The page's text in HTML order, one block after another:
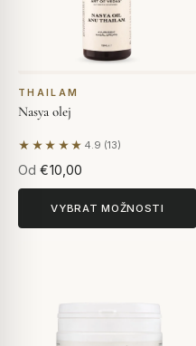
THAILAM
Nasya olej
★★★★★ 4.9 (13)
Na základě 13 hodnocení
Od €10,00
VYBRAT MOŽNOSTI